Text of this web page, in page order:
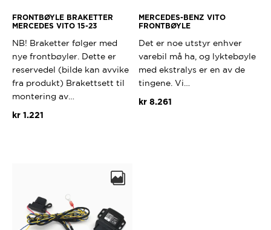
FRONTBØYLE BRAKETTER
MERCEDES VITO 15-23
NB! Braketter følger med
nye frontbøyler. Dette er
reservedel (bilde kan avvike
fra produkt) Brakettsett til
montering av…
kr1.221
MERCEDES-BENZ VITO
FRONTBØYLE
Det er noe utstyr enhver
varebil må ha, og lyktebøyle
med ekstralys er en av de
tingene. Vi…
kr 8.261